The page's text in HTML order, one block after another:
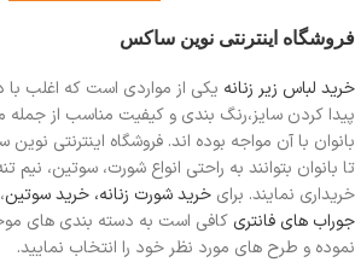
فروشگاه اینترنتی نوین ساکس
خرید لباس زیر زنانه یکی از مواردی است که اغلب
پیدا کردن سایز،رنگ بندی و کیفیت مناسب از
بانوان با آن مواجه بوده اند. فروشگاه اینترنتی
تا بانوان بتوانند به راحتی انواع شورت، سوتین، نیم
خریداری نمایند. برای خرید شورت زنانه، خرید سوتین
جوراب های فانتری کافی است به دسته بندی های
نموده و طرح های مورد نظر خود را انتخاب نمایید.